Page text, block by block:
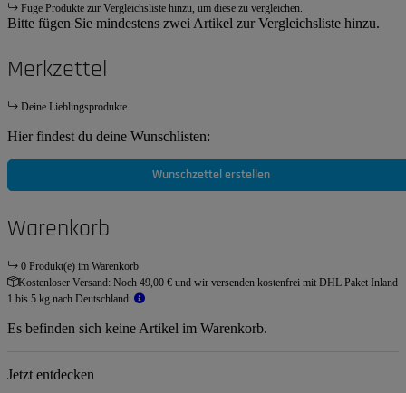
Füge Produkte zur Vergleichsliste hinzu, um diese zu vergleichen.
Bitte fügen Sie mindestens zwei Artikel zur Vergleichsliste hinzu.
Merkzettel
Deine Lieblingsprodukte
Hier findest du deine Wunschlisten:
Wunschzettel erstellen
Warenkorb
0 Produkt(e) im Warenkorb
Kostenloser Versand: Noch 49,00 € und wir versenden kostenfrei mit DHL Paket Inland
1 bis 5 kg nach Deutschland.
Es befinden sich keine Artikel im Warenkorb.
Jetzt entdecken